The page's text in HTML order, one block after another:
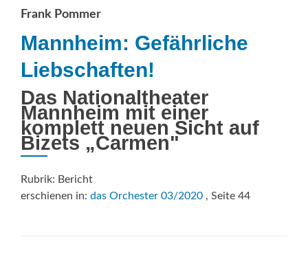
Frank Pommer
Mannheim: Gefährliche
Liebschaften!
Das Nationaltheater
Mannheim mit einer
komplett neuen Sicht auf
Bizets „Carmen"
Rubrik: Bericht
erschienen in: das Orchester 03/2020 , Seite 44